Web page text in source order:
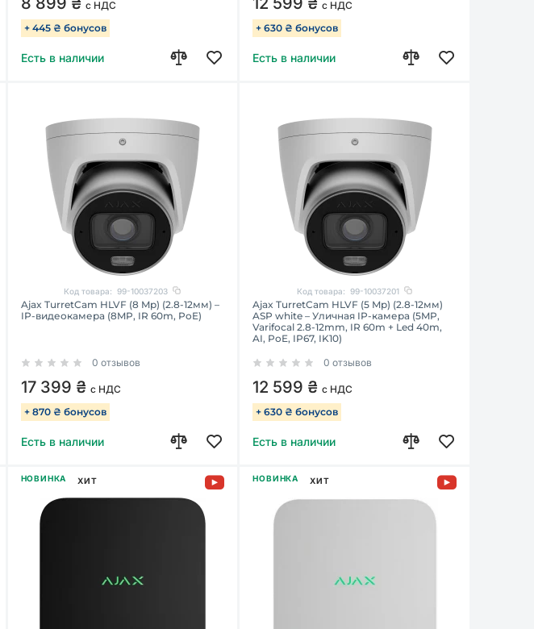
с НДС
+ 445 ₴ бонусов
Есть в наличии
с НДС
+ 630 ₴ бонусов
Есть в наличии
Код товара: 99-10037203
Ajax TurretCam HLVF (8 Mp) (2.8-12мм) –
IP-видеокамера (8MP, IR 60m, PoE)
0 отзывов
17 399 ₴ с НДС
+ 870 ₴ бонусов
Есть в наличии
Код товара: 99-10037201
Ajax TurretCam HLVF (5 Mp) (2.8-12мм)
ASP white – Уличная IP-камера (5MP,
Varifocal 2.8-12mm, IR 60m + Led 40m,
AI, PoE, IP67, IK10)
0 отзывов
12 599 ₴с НДС
+ 630 ₴ бонусов
Есть в наличии
НОВИНКА ХИТ НОВИНКА ХИТ